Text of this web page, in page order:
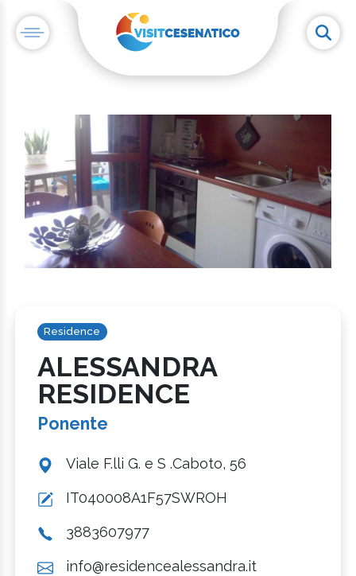
Residence
ALESSANDRA
RESIDENCE
Ponente
Viale F.lli G. e S .Caboto, 56
IT040008A1F57SWROH
3883607977
info@residencealessandra.it